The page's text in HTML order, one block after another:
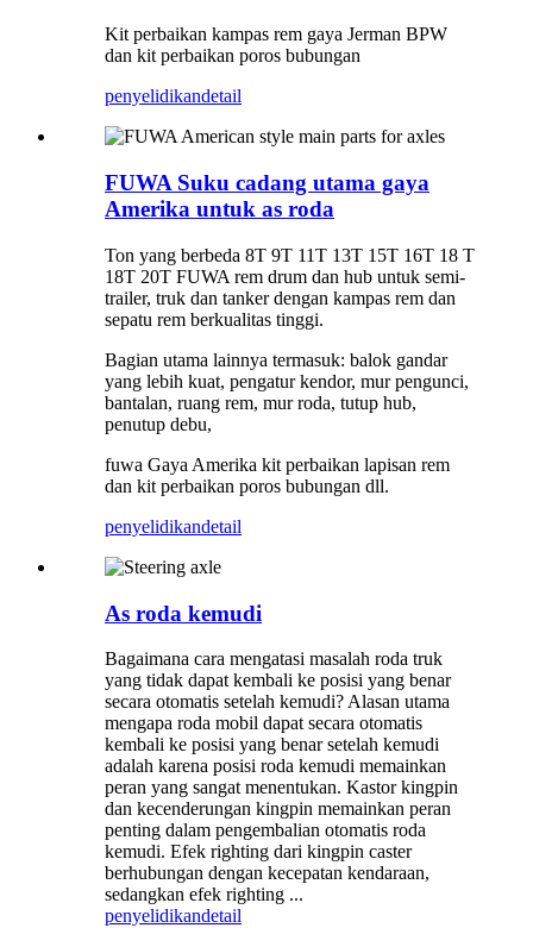
Kit perbaikan kampas rem gaya Jerman BPW
dan kit perbaikan poros bubungan
penyelidikandetail
FUWA Suku cadang utama gaya
Amerika untuk as roda
Ton yang berbeda 8T 9T 11T 13T 15T 16T 18 T
18T 20T FUWA rem drum dan hub untuk semi-
trailer, truk dan tanker dengan kampas rem dan
sepatu rem berkualitas tinggi.
Bagian utama lainnya termasuk: balok gandar
yang lebih kuat, pengatur kendor, mur pengunci,
bantalan, ruang rem, mur roda, tutup hub,
penutup debu,
fuwa Gaya Amerika kit perbaikan lapisan rem
dan kit perbaikan poros bubungan dll.
penyelidikandetail
As roda kemudi
Bagaimana cara mengatasi masalah roda truk
yang tidak dapat kembali ke posisi yang benar
secara otomatis setelah kemudi? Alasan utama
mengapa roda mobil dapat secara otomatis
kembali ke posisi yang benar setelah kemudi
adalah karena posisi roda kemudi memainkan
peran yang sangat menentukan. Kastor kingpin
dan kecenderungan kingpin memainkan peran
penting dalam pengembalian otomatis roda
kemudi. Efek righting dari kingpin caster
berhubungan dengan kecepatan kendaraan,
sedangkan efek righting ...
penyelidikandetail